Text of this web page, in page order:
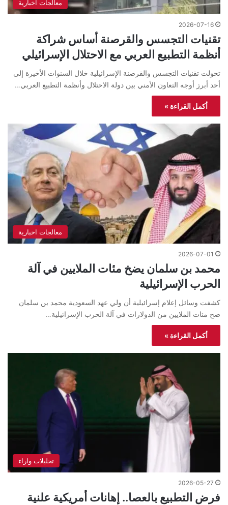
معالجات اخبارية
2026-07-16
تقنيات التجسس والقرصنة أساس شراكة
أنظمة التطبيع العربي مع الاحتلال الإسرائيلي
تحولت تقنيات التجسس والقرصنة الإسرائيلية خلال السنوات الأخيرة إلى
أحد أبرز أوجه التعاون الأمني بين دولة الاحتلال وأنظمة التطبيع العربي…
أكمل القراءة »
معالجات اخبارية
2026-07-01
محمد بن سلمان يضخ مئات الملايين في آلة
الحرب الإسرائيلية
كشفت وسائل إعلام إسرائيلية أن ولي عهد السعودية محمد بن سلمان
ضخ مئات الملايين من الدولارات في آلة الحرب الإسرائيلية…
أكمل القراءة »
تحليلات واراء
2026-05-27
فرض التطبيع بالعصا.. إهانات أمريكية علنية